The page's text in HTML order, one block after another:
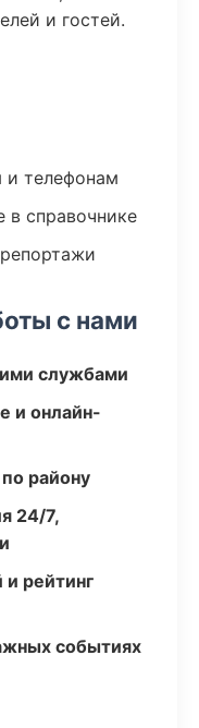
и гостей.
и телефонам
в справочнике
с нами
службами
и онлайн-
району
24/7,
рейтинг
событиях